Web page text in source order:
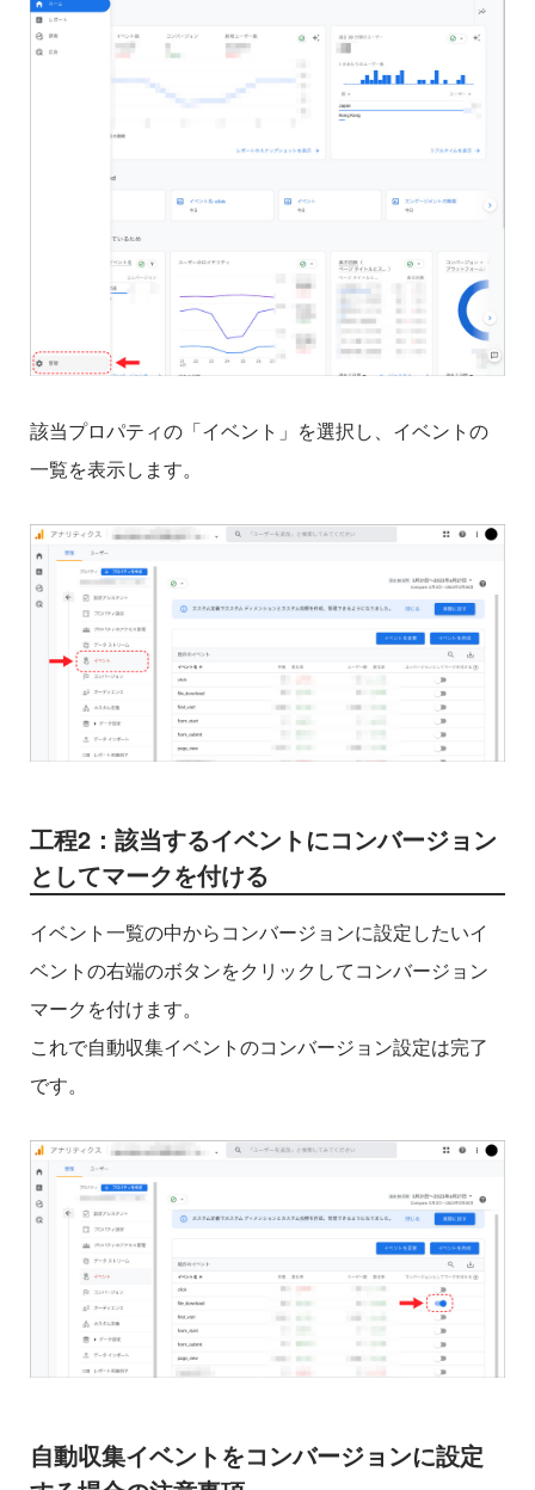
該当プロパティの「イベント」を選択し、イベントの
一覧を表示します。
工程2：該当するイベントにコンバージョン
としてマークを付ける
イベント一覧の中からコンバージョンに設定したいイ
ベントの右端のボタンをクリックしてコンバージョン
マークを付けます。
これで自動収集イベントのコンバージョン設定は完了
です。
自動収集イベントをコンバージョンに設定